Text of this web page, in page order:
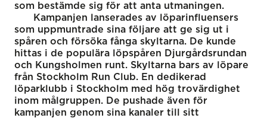
som bestämde sig för att anta utmaningen.
Kampanjen lanserades av löparinfluensers
som uppmuntrade sina följare att ge sig ut i
spåren och försöka fånga skyltarna. De kunde
hittas i de populära löpspåren Djurgårdsrundan
och Kungsholmen runt. Skyltarna bars av löpare
från Stockholm Run Club. En dedikerad
löparklubb i Stockholm med hög trovärdighet
inom målgruppen. De pushade även för
kampanjen genom sina kanaler till sitt